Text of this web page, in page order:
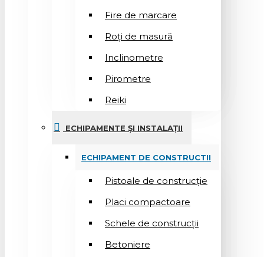
Fire de marcare
Roți de masură
Inclinometre
Pirometre
Reiki
ECHIPAMENTE ȘI INSTALAȚII
ECHIPAMENT DE CONSTRUCTII
Pistoale de construcție
Placi compactoare
Schele de construcții
Betoniere